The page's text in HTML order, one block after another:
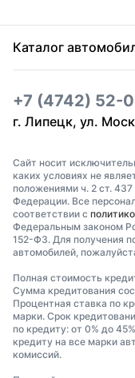
Каталог
+7 (4742) 52-
г. Липецк, ул.
Сайт носит
каких условиях не
положениями ч. 2 ст.
Федерации. Все
соответствии с
Федеральным законом
152-ФЗ. Для получения
автомобилей,
Полная стоимость
Сумма кредитования
Процентная ставка по
марки. Срок
по кредиту: от 0% до
кредиту на все марки
комиссий.